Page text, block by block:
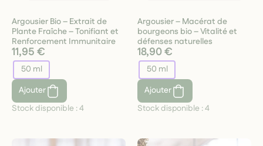
Argousier Bio – Extrait de
Plante Fraîche – Tonifiant et
Renforcement Immunitaire
11,95 €
50 ml
Ajouter
Stock disponible :4
Argousier – Macérat de
bourgeons bio – Vitalité et
défenses naturelles
18,90 €
50 ml
Ajouter
Stock disponible :4